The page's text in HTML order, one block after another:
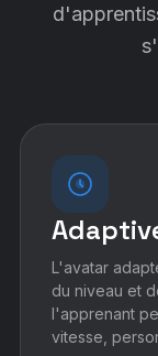
L'avatar
du niveau et
l'apprenant
vitesse,